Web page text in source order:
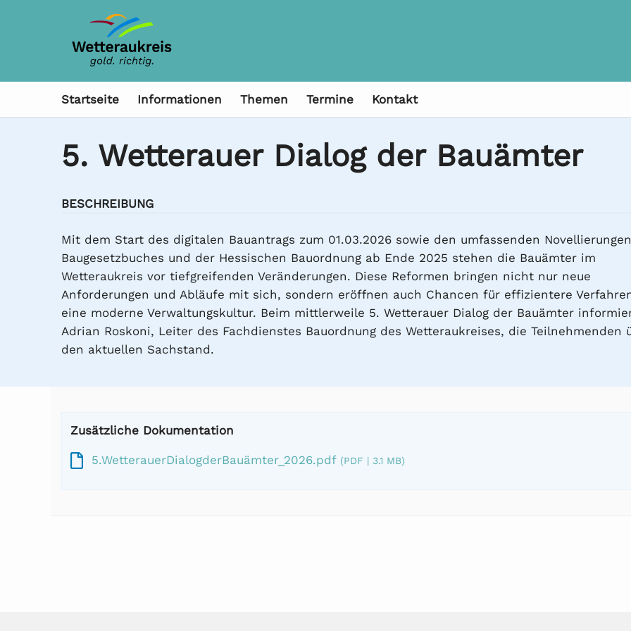
Startseite Informationen Themen Termine Kontakt
5. Wetterauer Dialog der Bauämter
BESCHREIBUNG
Mit dem Start des digitalen Bauantrags zum 01.03.2026 sowie den umfassenden
Baugesetzbuches und der Hessischen Bauordnung ab Ende 2025 stehen die Bauämter im
Wetteraukreis vor tiefgreifenden Veränderungen. Diese Reformen bringen nicht nur neue
Anforderungen und Abläufe mit sich, sondern eröffnen auch Chancen für effizientere
eine moderne Verwaltungskultur. Beim mittlerweile 5. Wetterauer Dialog der Bauämter
Adrian Roskoni, Leiter des Fachdienstes Bauordnung des Wetteraukreises, die Teilnehmenden
den aktuellen Sachstand.
Zusätzliche Dokumentation
5.WetterauerDialogderBauämter_2026.pdf (PDF | 3.1 MB)